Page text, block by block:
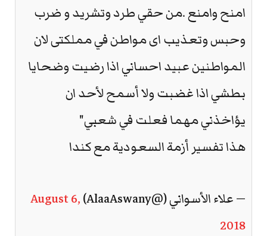
امنح وامنع .من حقي طرد وتشريد و ضرب
وحبس وتعذيب اى مواطن في مملكتى لان
المواطنين عبيد احساني اذا رضيت وضحايا
بطشي اذا غضبت ولا أسمح لأحد ان
يؤاخذني مهما فعلت في شعبي"
هذا تفسير أزمة السعودية مع كندا
— علاء الأسواني (@AlaaAswany)
August 6,
2018